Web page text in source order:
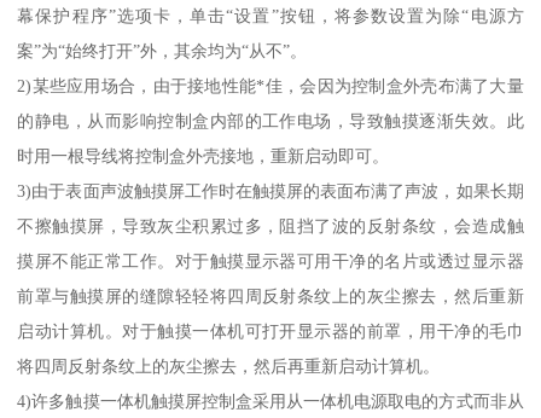
幕保护程序”选项卡，单击“设置”按钮，将参数设置为除“电源方
案”为“始终打开”外，其余均为“从不”。
2)某些应用场合，由于接地性能*佳，会因为控制盒外壳布满了大量
的静电，从而影响控制盒内部的工作电场，导致触摸逐渐失效。此
时用一根导线将控制盒外壳接地，重新启动即可。
3)由于表面声波触摸屏工作时在触摸屏的表面布满了声波，如果长期
不擦触摸屏，导致灰尘积累过多，阻挡了波的反射条纹，会造成触
摸屏不能正常工作。对于触摸显示器可用干净的名片或透过显示器
前罩与触摸屏的缝隙轻轻将四周反射条纹上的灰尘擦去，然后重新
启动计算机。对于触摸一体机可打开显示器的前罩，用干净的毛巾
将四周反射条纹上的灰尘擦去，然后再重新启动计算机。
4)许多触摸一体机触摸屏控制盒采用从一体机电源取电的方式而非从